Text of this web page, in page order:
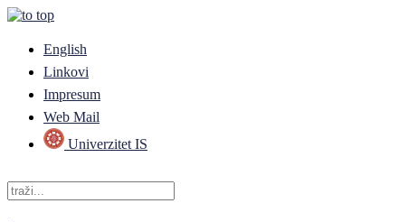
English
Linkovi
Impresum
Web Mail
Univerzitet IS